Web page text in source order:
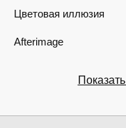
Цветовая иллюзия
Afterimage